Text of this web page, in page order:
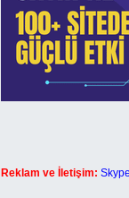
Reklam ve İletişim: